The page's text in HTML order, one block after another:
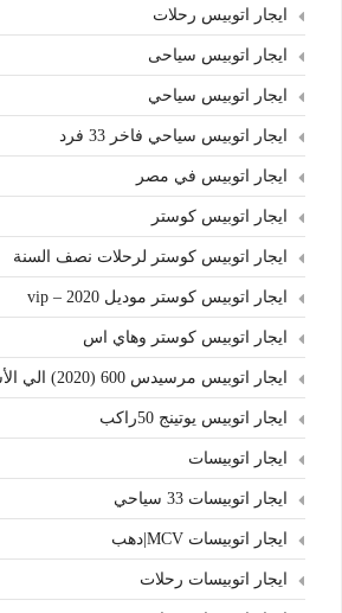
ايجار اتوبيس رحلات
ايجار اتوبيس سياحى
ايجار اتوبيس سياحي
ايجار اتوبيس سياحي فاخر 33 فرد
ايجار اتوبيس في مصر
ايجار اتوبيس كوستر
ايجار اتوبيس كوستر لرحلات نصف السنة
ايجار اتوبيس كوستر موديل 2020 – vip
ايجار اتوبيس كوستر وهاي اس
ايجار اتوبيس مرسيدس 600 (2020) الي الأسكندرية
ايجار اتوبيس يوتينج 50راكب
ايجار اتوبيسات
ايجار اتوبيسات 33 سياحي
ايجار اتوبيسات MCV|دهب
ايجار اتوبيسات رحلات